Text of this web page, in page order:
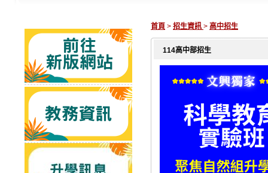
首頁 > 招生資訊 > 高中招生
114高中部招生